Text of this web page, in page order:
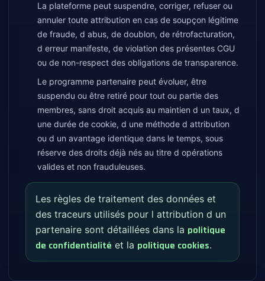
La plateforme peut suspendre, corriger, refuser ou
annuler toute attribution en cas de soupçon légitime
de fraude, d abus, de doublon, de rétrofacturation,
d erreur manifeste, de violation des présentes CGU
ou de non-respect des obligations de transparence.
Le programme partenaire peut évoluer, être
suspendu ou être retiré pour tout ou partie des
membres, sans droit acquis au maintien d un taux, d
une durée de cookie, d une méthode d attribution
ou d un avantage identique dans le temps, sous
réserve des droits déjà nés au titre d opérations
valides et non frauduleuses.
Les règles de traitement des données et
des traceurs utilisés pour l attribution d un
partenaire sont détaillées dans la politique
de confidentialité et la politique cookies.